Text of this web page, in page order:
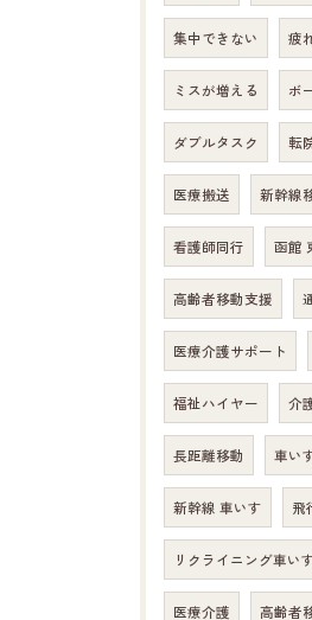
集中できない 疲
ミスが増える ボ
ダブルタスク 転
医療搬送 新幹線
看護師同行 函館
高齢者移動支援
医療介護サポート
福祉ハイヤー 介
長距離移動 車い
新幹線 車いす 飛
リクライニング車い
医療介護 高齢者